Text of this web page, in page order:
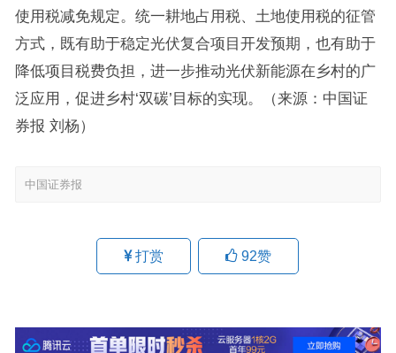
使用税减免规定。统一耕地占用税、土地使用税的征管
方式，既有助于稳定光伏复合项目开发预期，也有助于
降低项目税费负担，进一步推动光伏新能源在乡村的广
泛应用，促进乡村‘双碳’目标的实现。（来源：中国证
券报 刘杨）
中国证券报
打赏 92赞